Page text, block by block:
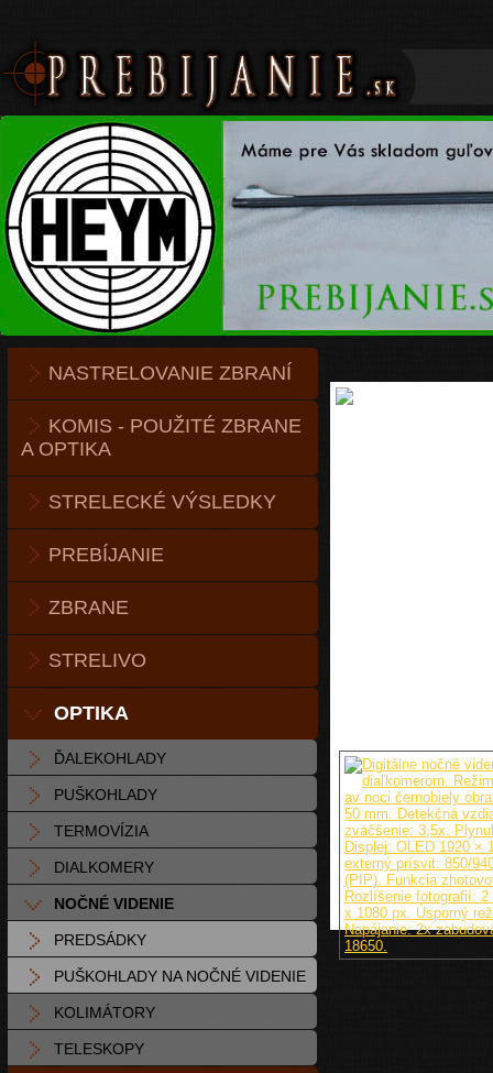
NASTRELOVANIE ZBRANÍ
KOMIS - POUŽITÉ ZBRANE
A OPTIKA
STRELECKÉ VÝSLEDKY
PREBÍJANIE
ZBRANE
STRELIVO
OPTIKA
ĎALEKOHLADY
PUŠKOHLADY
TERMOVÍZIA
DIALKOMERY
NOČNÉ VIDENIE
PREDSÁDKY
PUŠKOHLADY NA NOČNÉ VIDENIE
KOLIMÁTORY
TELESKOPY